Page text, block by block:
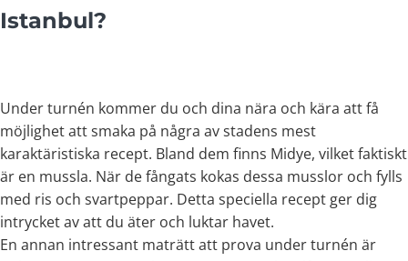
Istanbul?
Under turnén kommer du och dina nära och kära att få
möjlighet att smaka på några av stadens mest
karaktäristiska recept. Bland dem finns Midye, vilket faktiskt
är en mussla. När de fångats kokas dessa musslor och fylls
med ris och svartpeppar. Detta speciella recept ger dig
intrycket av att du äter och luktar havet.
En annan intressant maträtt att prova under turnén är